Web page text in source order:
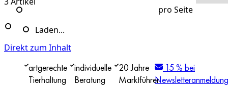
Laden...
Direkt zum Inhalt
artgerechte
Tierhaltung
individuelle
Beratung
20 Jahre
Marktführer
15 % bei
Newsletteranmeldung
pro Seite